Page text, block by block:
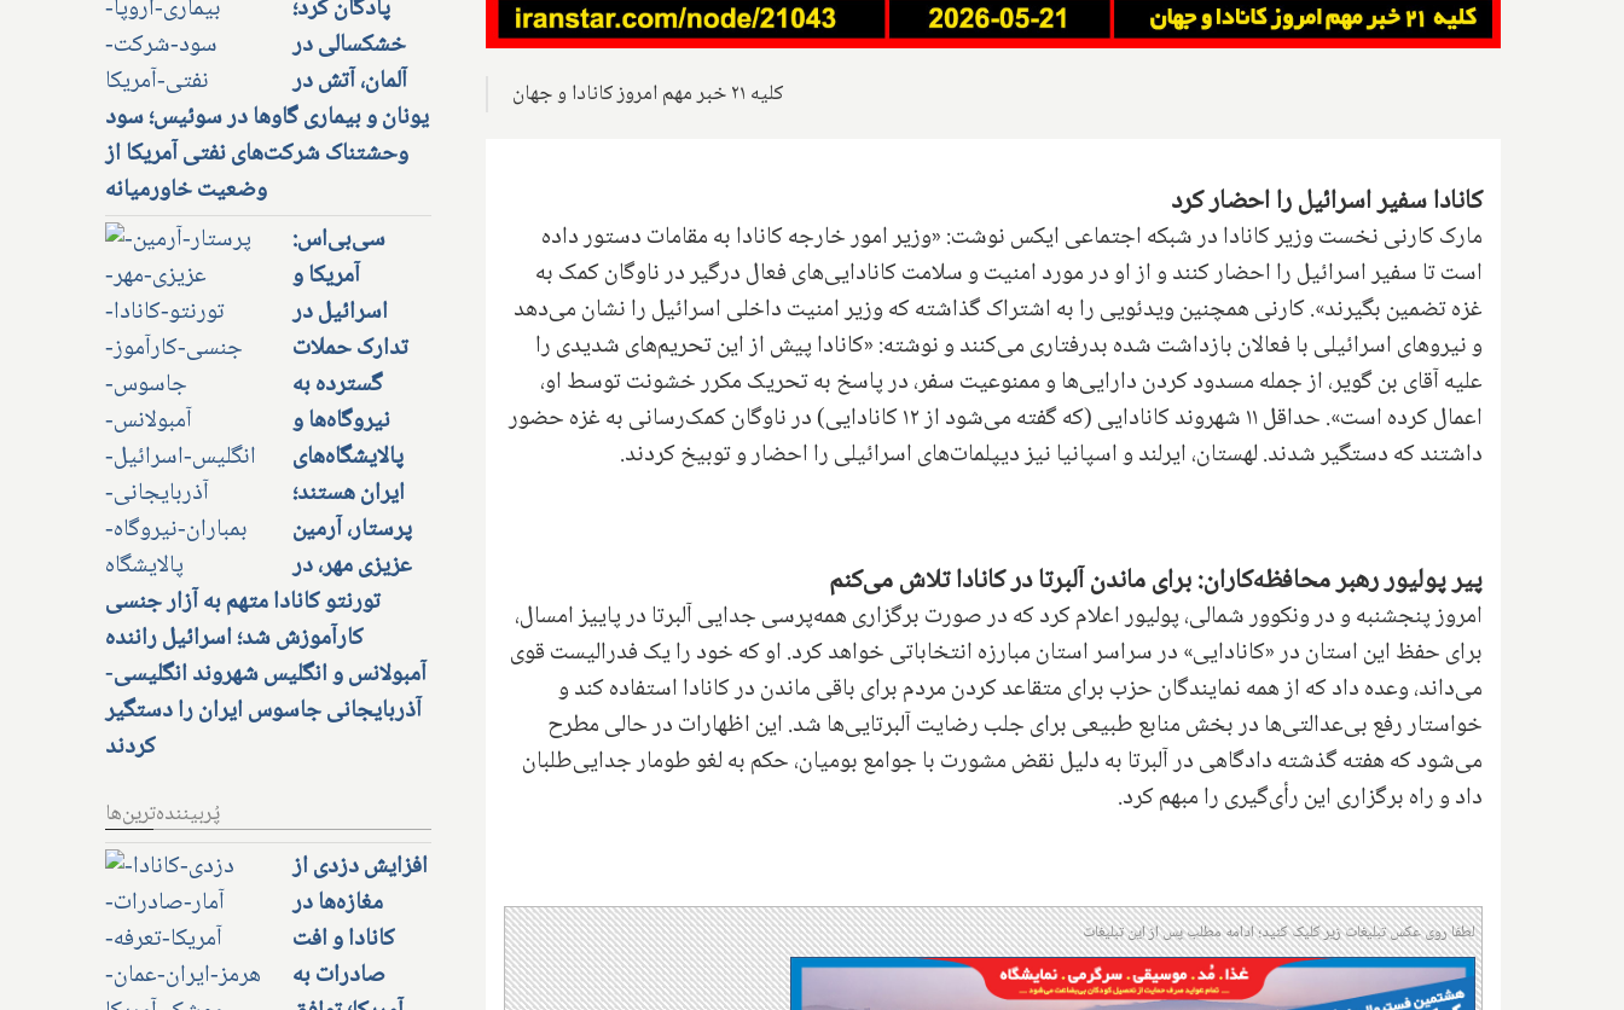
کلیه ۲۱ خبر مهم امروز کانادا و جهان
کانادا سفیر اسرائیل را احضار کرد
مارک کارنی نخست وزیر کانادا در شبکه‌ اجتماعی ایکس نوشت: «وزیر امور خارجه کانادا به مقامات دستور داده
است تا سفیر اسرائیل را احضار کنند و از او در مورد امنیت و سلامت کانادایی‌های فعال درگیر در ناوگان کمک به
غزه تضمین بگیرند». کارنی همچنین ویدئویی را به اشتراک گذاشته که وزیر امنیت داخلی اسرائیل را نشان می‌دهد
و نیروهای اسرائیلی با فعالان بازداشت شده بدرفتاری می‌کنند و نوشته: «کانادا پیش از این تحریم‌های شدیدی را
علیه آقای بن گویر، از جمله مسدود کردن دارایی‌ها و ممنوعیت سفر، در پاسخ به تحریک مکرر خشونت توسط او،
اعمال کرده است». حداقل ۱۱ شهروند کانادایی (که گفته می‌شود از ۱۲ کانادایی) در ناوگان کمک‌رسانی به غزه حضور
داشتند که دستگیر شدند. لهستان، ایرلند و اسپانیا نیز دیپلمات‌های اسرائیلی را احضار و توبیخ کردند.
پیر پولیور رهبر محافظه‌کاران: برای ماندن آلبرتا در کانادا تلاش می‌کنم
امروز پنجشنبه و در ونکوور شمالی، پولیور اعلام کرد که در صورت برگزاری همه‌پرسی جدایی آلبرتا در پاییز امسال،
برای حفظ این استان در «کانادایی» در سراسر استان مبارزه انتخاباتی خواهد کرد. او که خود را یک فدرالیست قوی
می‌داند، وعده داد که از همه نمایندگان حزب برای متقاعد کردن مردم برای باقی ماندن در کانادا استفاده کند و
خواستار رفع بی‌عدالتی‌ها در بخش منابع طبیعی برای جلب رضایت آلبرتایی‌ها شد. این اظهارات در حالی مطرح
می‌شود که هفته گذشته دادگاهی در آلبرتا به دلیل نقض مشورت با جوامع بومیان، حکم به لغو طومار جدایی‌طلبان
داد و راه برگزاری این رأی‌گیری را مبهم کرد.
لطفا روی عکس تبلیغات زیر کلیک کنید؛ ادامه مطلب پس از این تبلیغات
پادگان کرد؛
خشکسالی در
آلمان، آتش در
یونان و بیماری گاوها در سوئیس؛ سود
وحشتناک شرکت‌های نفتی آمریکا از
وضعیت خاورمیانه
سی‌بی‌اس:
آمریکا و
اسرائیل در
تدارک حملات
گسترده به
نیروگاه‌ها و
پالایشگاه‌های
ایران هستند؛
پرستار، آرمین
عزیزی مهر، در
تورنتو کانادا متهم به آزار جنسی
کارآموزش شد؛ اسرائیل راننده
آمبولانس و انگلیس شهروند انگلیسی-
آذربایجانی جاسوس ایران را دستگیر
کردند
پُربیننده‌ترین‌ها
افزایش دزدی از
مغازه‌ها در
کانادا و افت
صادرات به